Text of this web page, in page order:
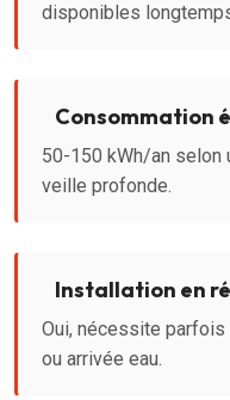
disponibles
Consommation
50-150 kWh/an selon
veille profonde.
Installation en
Oui, nécessite
ou arrivée eau.